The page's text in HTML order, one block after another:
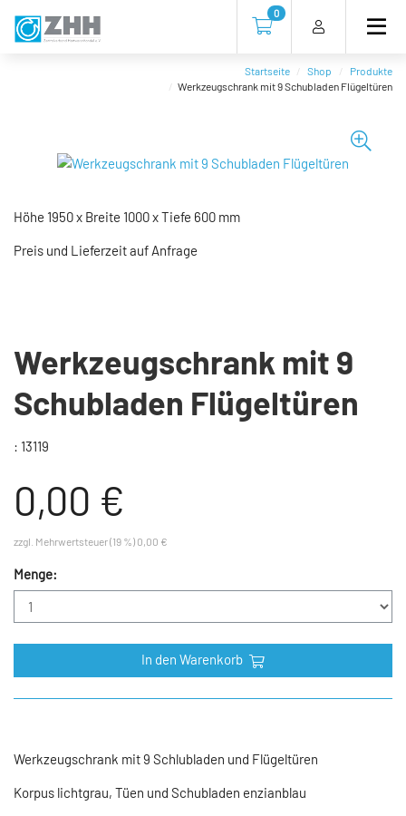
zum
zum
zur
zum
0
Zur Kasse gehen (0
Startseite Shop
Produkte
Werkzeugschrank mit 9 Schubladen Flügeltüren
Höhe 1950 x Breite 1000 x Tiefe 600 mm
Preis und Lieferzeit auf Anfrage
Werkzeugschrank mit 9
Schubladen Flügeltüren
: 13119
0,00 €
zzgl. Mehrwertsteuer (19 %) 0,00 €
Menge:
In den Warenkorb
Werkzeugschrank mit 9 Schlubladen und Flügeltüren
Korpus lichtgrau, Tüen und Schubladen enzianblau